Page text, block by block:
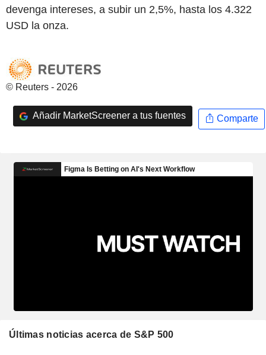
devenga intereses, a subir un 2,5%, hasta los 4.322
USD la onza.
© Reuters - 2026
Añadir MarketScreener a tus fuentes Comparte
Últimas noticias acerca de S&P 500